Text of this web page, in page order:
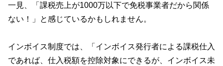
一見、「課税売上が1000万以下で免税事業者だから関係
ない！」と感じているかもしれません。
インボイス制度では、「インボイス発行者による課税仕入
であれば、仕入税額を控除対象にできるが、インボイス未